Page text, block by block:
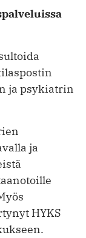
ja psykiatrin
ja
HYKS